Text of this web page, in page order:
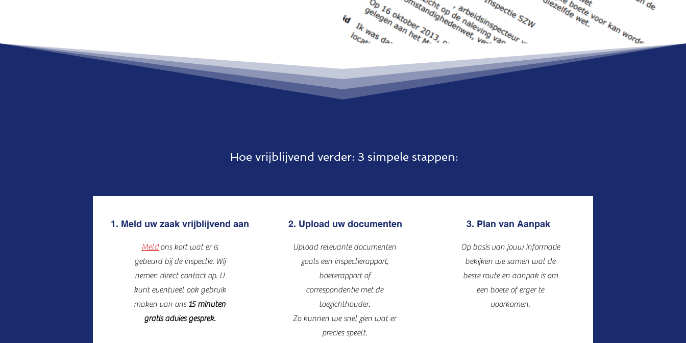
Hoe vrijblijvend verder: 3 simpele stappen:
1. Meld uw zaak vrijblijvend aan
Meldons kort wat er is
gebeurd bij de inspectie. Wij
nemen direct contact op. U
kunt eventueel ook gebruik
maken van ons 15 minuten
gratis advies gesprek.
2. Upload uw documenten
Upload relevante documenten
zoals een inspectierapport,
boeterapport of
correspondentie met de
toezichthouder.
Zo kunnen we snel zien wat er
precies speelt.
3. Plan van Aanpak
Op basis van jouw informatie
bekijken we samen wat de
beste route en aanpak is om
een boete of erger te
voorkomen.